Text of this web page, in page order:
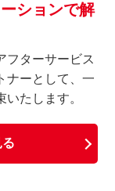
ションで解
フターサービス
ナーとして、一
たします。